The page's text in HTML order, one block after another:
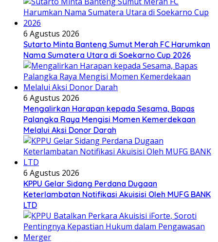
6 Agustus 2026
Sutarto Minta Banteng Sumut Merah FC Harumkan
Nama Sumatera Utara di Soekarno Cup 2026
6 Agustus 2026
Mengalirkan Harapan kepada Sesama, Bapas
Palangka Raya Mengisi Momen Kemerdekaan
Melalui Aksi Donor Darah
6 Agustus 2026
KPPU Gelar Sidang Perdana Dugaan
Keterlambatan Notifikasi Akuisisi Oleh MUFG BANK
LTD